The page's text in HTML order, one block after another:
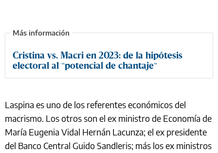
Cristina vs. Macri en 2023: de la hipótesis
electoral al "potencial de chantaje"
Laspina es uno de los referentes económicos del
macrismo. Los otros son el ex ministro de Economía de
María Eugenia Vidal Hernán Lacunza; el ex presidente
del Banco Central Guido Sandleris; más los ex ministros